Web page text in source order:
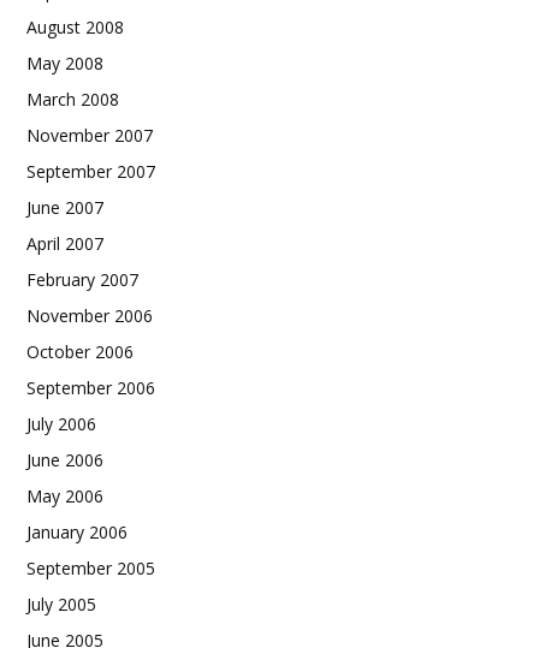
August 2008
May 2008
March 2008
November 2007
September 2007
June 2007
April 2007
February 2007
November 2006
October 2006
September 2006
July 2006
June 2006
May 2006
January 2006
September 2005
July 2005
June 2005